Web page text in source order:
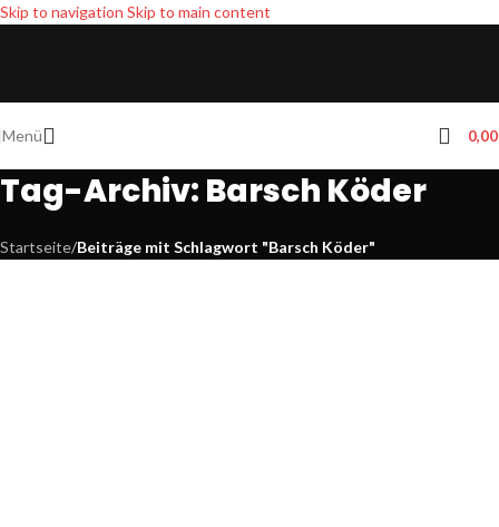
Skip to navigation Skip to main content
Menü
Tag-Archiv: Barsch Köder
Startseite/Beiträge mit Schlagwort "Barsch Köder"